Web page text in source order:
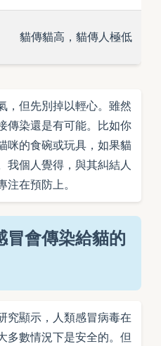
貓傳貓高，貓傳人極低
，但先別掉以輕心。雖然
傳染還是有可能。比如你
咪的食碗或玩具，如果貓
我個人覺得，與其糾結人
注在預防上。
冒會傳染給貓的
究顯示，人類感冒病毒在
多數情況下是安全的。但